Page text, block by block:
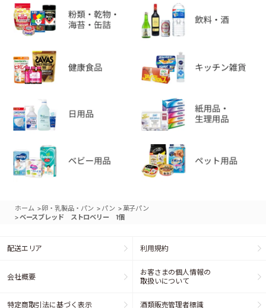
ホーム >卵・乳製品・パン > パン >菓子パン
>ベースブレッド ストロベリー 1個
配送エリア 利用規約
会社概要
お客さまの個人情報の
取扱いについて
特定商取引法に基づく表示 酒類販売管理者標識